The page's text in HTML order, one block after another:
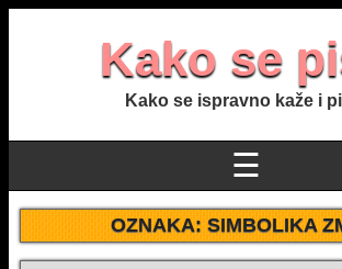
Kako se
Kako se ispravno kaže i
☰
OZNAKA:SIMBOLIKA